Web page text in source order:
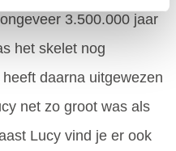
3.500.000 jaar
het skelet nog
daarna uitgewezen
net zo groot was als
Lucy vind je er ook